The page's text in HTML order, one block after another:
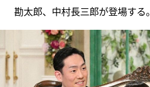
勘太郎、中村長三郎が登場する。